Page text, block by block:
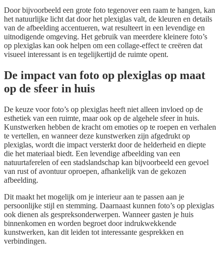
Door bijvoorbeeld een grote foto tegenover een raam te hangen, kan
het natuurlijke licht dat door het plexiglas valt, de kleuren en details
van de afbeelding accentueren, wat resulteert in een levendige en
uitnodigende omgeving. Het gebruik van meerdere kleinere foto’s
op plexiglas kan ook helpen om een collage-effect te creëren dat
visueel interessant is en tegelijkertijd de ruimte opent.
De impact van foto op plexiglas op maat
op de sfeer in huis
De keuze voor foto’s op plexiglas heeft niet alleen invloed op de
esthetiek van een ruimte, maar ook op de algehele sfeer in huis.
Kunstwerken hebben de kracht om emoties op te roepen en verhalen
te vertellen, en wanneer deze kunstwerken zijn afgedrukt op
plexiglas, wordt die impact versterkt door de helderheid en diepte
die het materiaal biedt. Een levendige afbeelding van een
natuurtaferelen of een stadslandschap kan bijvoorbeeld een gevoel
van rust of avontuur oproepen, afhankelijk van de gekozen
afbeelding.
Dit maakt het mogelijk om je interieur aan te passen aan je
persoonlijke stijl en stemming. Daarnaast kunnen foto’s op plexiglas
ook dienen als gespreksonderwerpen. Wanneer gasten je huis
binnenkomen en worden begroet door indrukwekkende
kunstwerken, kan dit leiden tot interessante gesprekken en
verbindingen.